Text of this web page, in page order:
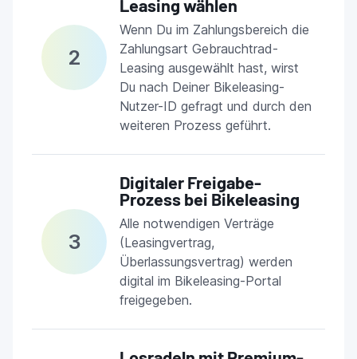
2
Leasing wählen
Wenn Du im Zahlungsbereich die
Zahlungsart Gebrauchtrad-
Leasing ausgewählt hast, wirst
Du nach Deiner Bikeleasing-
Nutzer-ID gefragt und durch den
weiteren Prozess geführt.
3
Digitaler Freigabe-
Prozess bei Bikeleasing
Alle notwendigen Verträge
(Leasingvertrag,
Überlassungsvertrag) werden
digital im Bikeleasing-Portal
freigegeben.